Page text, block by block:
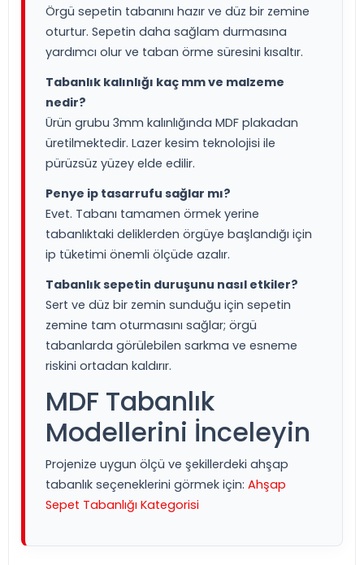
Örgü sepetin tabanını hazır ve düz bir zemine
oturtur. Sepetin daha sağlam durmasına
yardımcı olur ve taban örme süresini kısaltır.
Tabanlık kalınlığı kaç mm ve malzeme
nedir?
Ürün grubu 3mm kalınlığında MDF plakadan
üretilmektedir. Lazer kesim teknolojisi ile
pürüzsüz yüzey elde edilir.
Penye ip tasarrufu sağlar mı?
Evet. Tabanı tamamen örmek yerine
tabanlıktaki deliklerden örgüye başlandığı için
ip tüketimi önemli ölçüde azalır.
Tabanlık sepetin duruşunu nasıl etkiler?
Sert ve düz bir zemin sunduğu için sepetin
zemine tam oturmasını sağlar; örgü
tabanlarda görülebilen sarkma ve esneme
riskini ortadan kaldırır.
MDF Tabanlık
Modellerini İnceleyin
Projenize uygun ölçü ve şekillerdeki ahşap
tabanlık seçeneklerini görmek için: Ahşap
Sepet Tabanlığı Kategorisi